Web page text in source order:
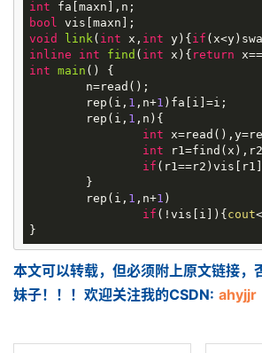
int
bool
void
link ( int x, int y) {if
inline
int find ( int x) { return
int main ()
{
	rep(i,
1 ,n+1 )fa[i]=i;
	rep(i,
1 ,n){
int
int
if
	rep(i,
1 ,n+1 )
if (!vis[i]){cout
本文可以转载，但必须附上原文链接，
妹子！！！欢迎关注我的CSDN: ahyjjr